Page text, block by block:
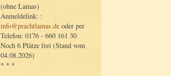
(ohne Lamas)
Anmeldelink: :
info@prachtlamas.de oder per
Telefon: 0176 - 660 161 30
Noch 6 Plätze frei (Stand vom
04.08.2026)
* * *